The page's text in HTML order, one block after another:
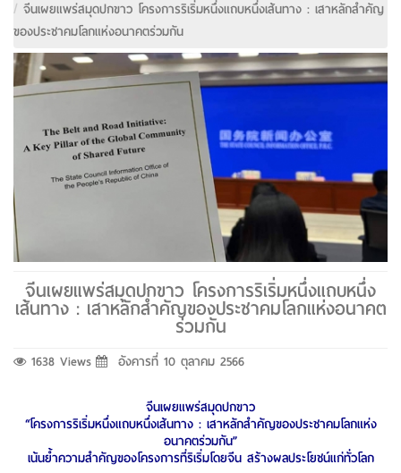
จีนเผยแพร่สมุดปกขาว โครงการริเริ่มหนึ่งแถบหนึ่งเส้นทาง : เสาหลักสำคัญ
ของประชาคมโลกแห่งอนาคตร่วมกัน
จีนเผยแพร่สมุดปกขาว โครงการริเริ่มหนึ่งแถบหนึ่ง
เส้นทาง : เสาหลักสำคัญของประชาคมโลกแห่งอนาคต
ร่วมกัน
1638 Views อังคารที่ 10 ตุลาคม 2566
จีนเผยแพร่สมุดปกขาว
“โครงการริเริ่มหนึ่งแถบหนึ่งเส้นทาง : เสาหลักสำคัญของประชาคมโลกแห่ง
อนาคตร่วมกัน”
เน้นย้ำความสำคัญของโครงการที่ริเริ่มโดยจีน สร้างผลประโยชน์แก่ทั่วโลก